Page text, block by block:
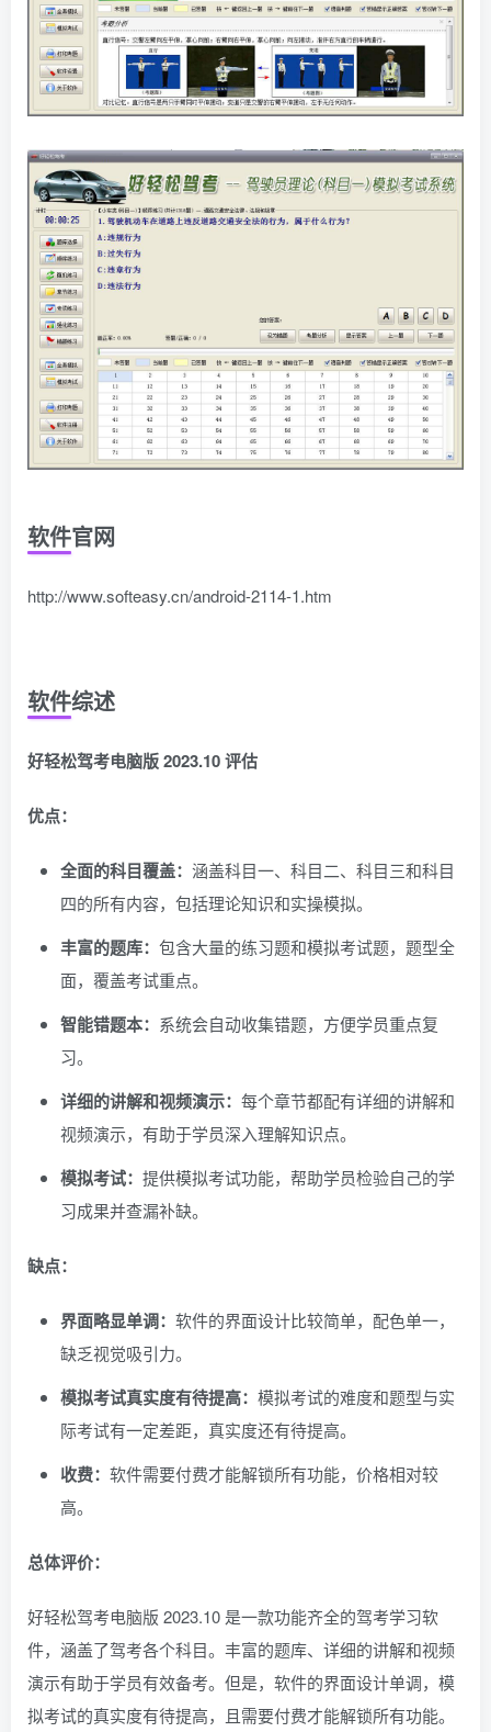
软件官网
http://www.softeasy.cn/android-2114-1.htm
软件综述
好轻松驾考电脑版 2023.10 评估
优点：
全面的科目覆盖： 涵盖科目一、科目二、科目三和科目
四的所有内容，包括理论知识和实操模拟。
丰富的题库： 包含大量的练习题和模拟考试题，题型全
面，覆盖考试重点。
智能错题本： 系统会自动收集错题，方便学员重点复
习。
详细的讲解和视频演示： 每个章节都配有详细的讲解和
视频演示，有助于学员深入理解知识点。
模拟考试： 提供模拟考试功能，帮助学员检验自己的学
习成果并查漏补缺。
缺点：
界面略显单调： 软件的界面设计比较简单，配色单一，
缺乏视觉吸引力。
模拟考试真实度有待提高： 模拟考试的难度和题型与实
际考试有一定差距，真实度还有待提高。
收费： 软件需要付费才能解锁所有功能，价格相对较
高。
总体评价：
好轻松驾考电脑版 2023.10 是一款功能齐全的驾考学习软
件，涵盖了驾考各个科目。丰富的题库、详细的讲解和视频
演示有助于学员有效备考。但是，软件的界面设计单调，模
拟考试的真实度有待提高，且需要付费才能解锁所有功能。